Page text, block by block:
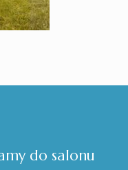
do salonu